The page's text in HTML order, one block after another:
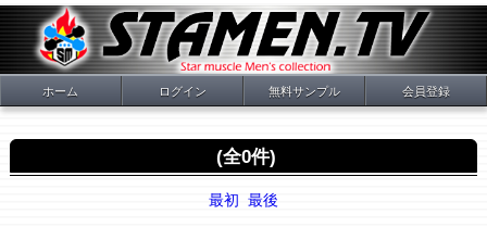
ホーム ログイン 無料サンプル 会員登録
(全0件)
最初 最後